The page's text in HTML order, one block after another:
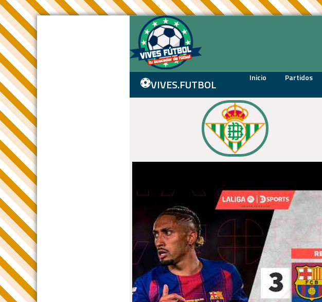
⚽VIVES.FUTBOL Inicio Partidos